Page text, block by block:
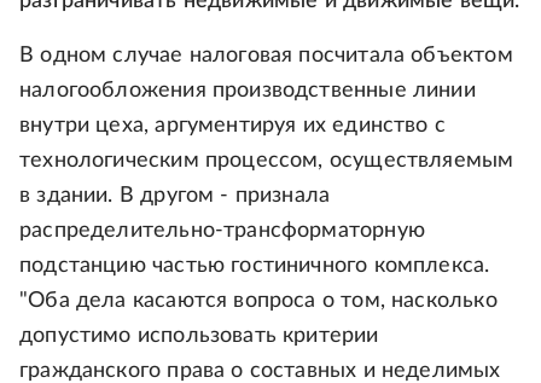
В одном случае налоговая посчитала объектом
налогообложения производственные линии
внутри цеха, аргументируя их единство с
технологическим процессом, осуществляемым
в здании. В другом - признала
распределительно‑трансформаторную
подстанцию частью гостиничного комплекса.
"Оба дела касаются вопроса о том, насколько
допустимо использовать критерии
гражданского права о составных и неделимых